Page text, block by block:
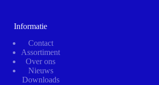
Informatie
Contact
Assortiment
Over ons
Nieuws
Downloads